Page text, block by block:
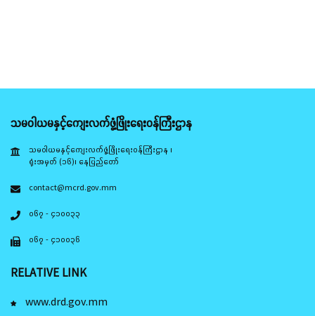
သမဝါယမနှင့်ကျေးလက်ဖွံ့ဖြိုးရေးဝန်ကြီးဌာန
သမဝါယမနှင့်ကျေးလက်ဖွံ့ဖြိုးရေးဝန်ကြီးဌာန ၊
ရုံးအမှတ် (၁၆)၊ နေပြည်တော်
contact@mcrd.gov.mm
၀၆၇ - ၄၁၀၀၃၃
၀၆၇ - ၄၁၀၀၃၆
RELATIVE LINK
www.drd.gov.mm